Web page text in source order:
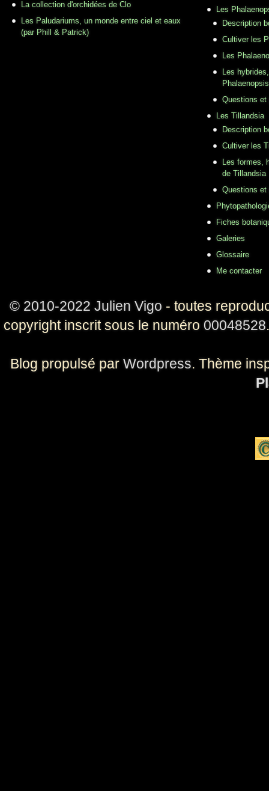
La collection d'orchidées de Clo
Les Paludariums, un monde entre ciel et eaux
(par Phill & Patrick)
Les
Description
Cultiver les
Les
Les
Phalaenopsis
Questions et
Les Tillandsia
Description
Cultiver les
Les formes,
de Tillandsia
Questions et
Fiches
Galeries
Glossaire
Me contacter
© 2010-2022 Julien Vigo - toutes
copyright inscrit sous le numéro 00048528
Blog propulsé par Wordpress. Thème